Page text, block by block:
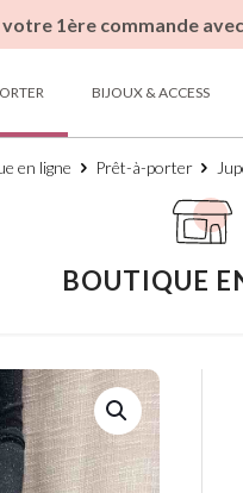
1ère commande
BIJOUX & ACCESS
en ligne Prêt-à-porter
BOUTIQUE